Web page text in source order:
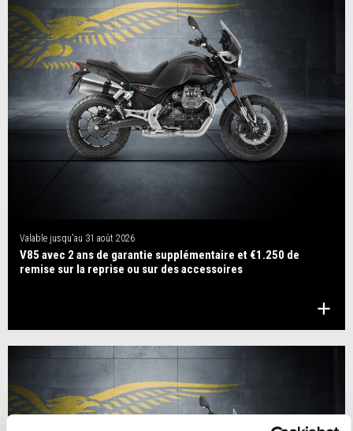
Valable jusqu'au 31 août 2026
V85 avec 2 ans de garantie supplémentaire et €1.250 de
remise sur la reprise ou sur des accessoires